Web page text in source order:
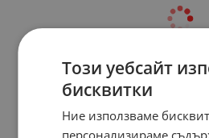
Този уебсайт
бисквитки
Ние използваме
персонализираме